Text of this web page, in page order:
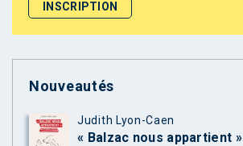
Nouveautés
Judith Lyon-Caen
« Balzac nous appartient »